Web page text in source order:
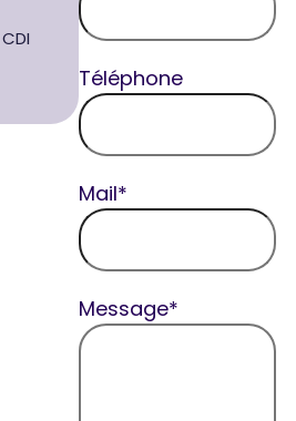
CDI
Téléphone
Mail*
Message*